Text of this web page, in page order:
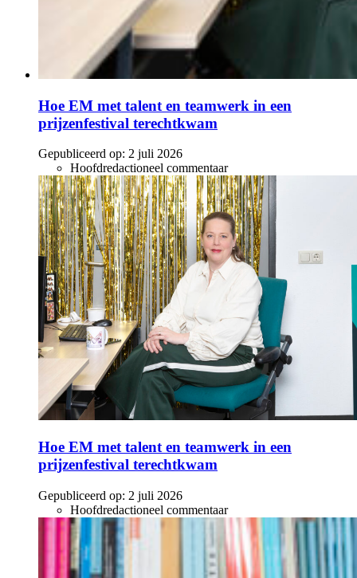
Hoe EM met talent en teamwerk in een
prijzenfestival terechtkwam
Gepubliceerd op: 2 juli 2026
Hoofdredactioneel commentaar
Hoe EM met talent en teamwerk in een
prijzenfestival terechtkwam
Gepubliceerd op: 2 juli 2026
Hoofdredactioneel commentaar